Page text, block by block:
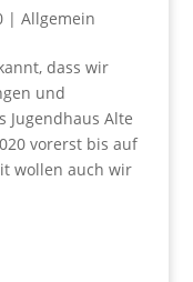
| Allgemein
dass wir
und
Jugendhaus Alte
vorerst bis auf
wollen auch wir